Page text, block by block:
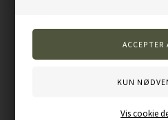
Vis cookie
Andre kunder